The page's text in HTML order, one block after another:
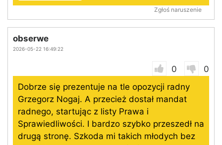
Zgłoś naruszenie
obserwe
2026-05-22 16:49:22
0
0
Dobrze się prezentuje na tle opozycji radny
Grzegorz Nogaj. A przecież dostał mandat
radnego, startując z listy Prawa i
Sprawiedliwości. I bardzo szybko przeszedł na
drugą stronę. Szkoda mi takich młodych bez